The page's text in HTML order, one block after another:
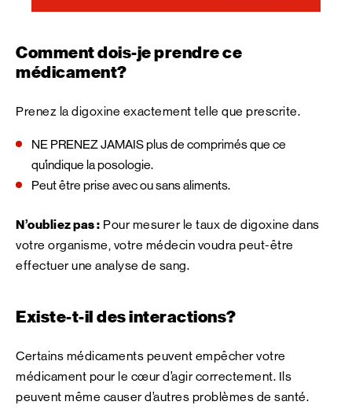
Comment dois-je prendre ce
médicament?
Prenez la digoxine exactement telle que prescrite.
NE PRENEZ JAMAIS plus de comprimés que ce
qu’indique la posologie.
Peut être prise avec ou sans aliments.
N’oubliez pas : Pour mesurer le taux de digoxine dans
votre organisme, votre médecin voudra peut-être
effectuer une analyse de sang.
Existe-t-il des interactions?
Certains médicaments peuvent empêcher votre
médicament pour le cœur d’agir correctement. Ils
peuvent même causer d’autres problèmes de santé.